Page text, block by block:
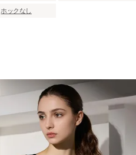
ホックなし